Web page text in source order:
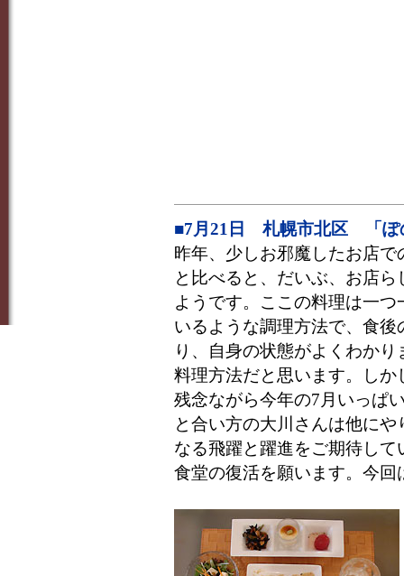
■7月21日 札幌市北区 「ぽ
昨年、少しお邪魔したお店
と比べると、だいぶ、お店
ようです。ここの料理は一
いるような調理方法で、食
り、自身の状態がよくわか
料理方法だと思います。し
残念ながら今年の7月いっぱ
と合い方の大川さんは他に
なる飛躍と躍進をご期待し
食堂の復活を願います。今